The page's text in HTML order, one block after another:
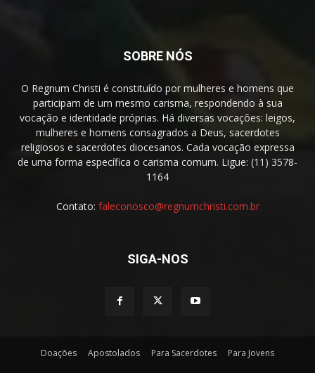
SOBRE NÓS
O Regnum Christi é constituído por mulheres e homens que
participam de um mesmo carisma, respondendo à sua
vocação e identidade próprias. Há diversas vocações: leigos,
mulheres e homens consagrados a Deus, sacerdotes
religiosos e sacerdotes diocesanos. Cada vocação expressa
de uma forma específica o carisma comum. Ligue: (11) 3578-
1164
Contato: faleconosco@regnumchristi.com.br
SIGA-NOS
Doações Apostolados Para Sacerdotes Para Jovens